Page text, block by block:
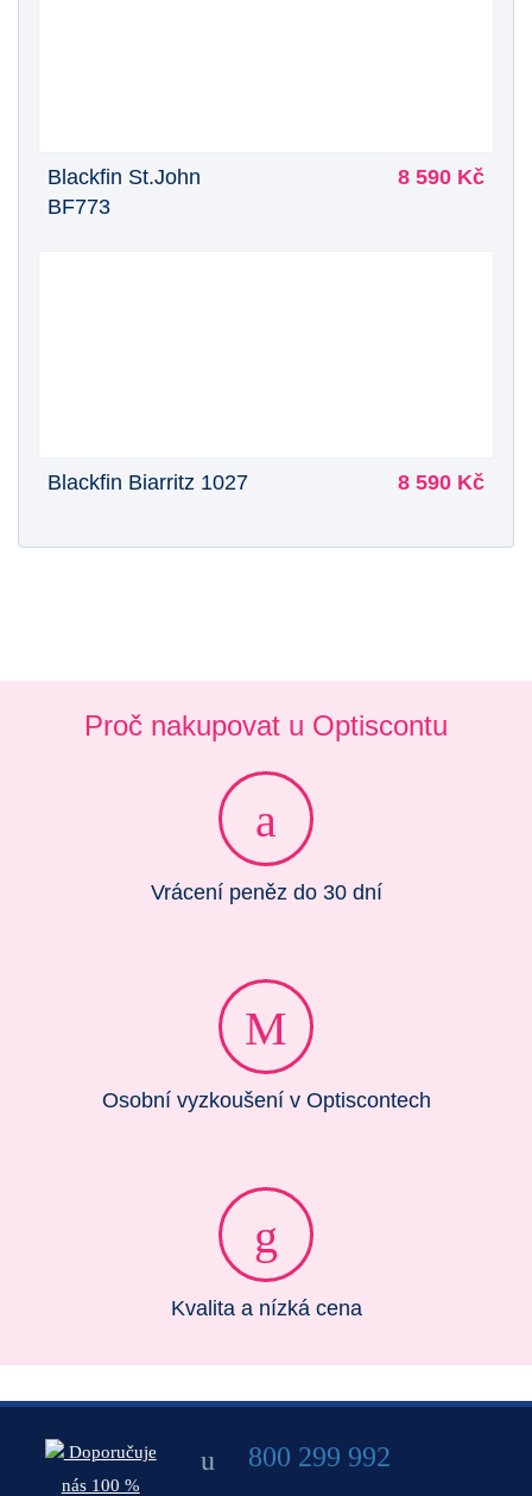
Blackfin St.John
BF773
8 590 Kč
Blackfin Biarritz 1027 8 590 Kč
Proč nakupovat u Optiscontu
Vrácení peněz do 30 dní
Osobní vyzkoušení v Optiscontech
Kvalita a nízká cena
Doporučuje
nás 100 %
800 299 992